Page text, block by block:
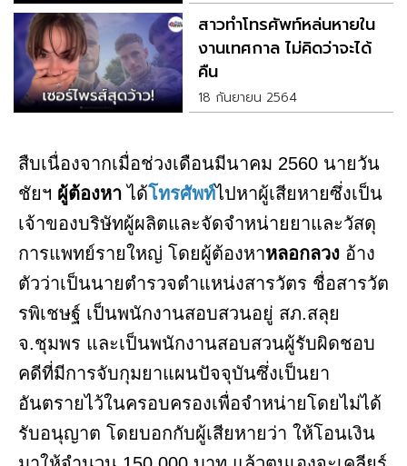
สาวทำโทรศัพท์หล่นหายใน
งานเทศกาล ไม่คิดว่าจะได้
คืน
18 กันยายน 2564
​สืบเนื่องจากเมื่อช่วงเดือนมีนาคม 2560 นายวัน
ชัยฯ ผู้ต้องหาได้โทรศัพท์ไปหาผู้เสียหายซึ่งเป็น
เจ้าของบริษัทผู้ผลิตและจัดจำหน่ายยาและวัสดุ
การแพทย์รายใหญ่ โดยผู้ต้องหาหลอกลวง อ้าง
ตัวว่าเป็นนายตำรวจตำแหน่งสารวัตร ชื่อสารวัต
รพิเชษฐ์ เป็นพนักงานสอบสวนอยู่ สภ.สลุย
จ.ชุมพร และเป็นพนักงานสอบสวนผู้รับผิดชอบ
คดีที่มีการจับกุมยาแผนปัจจุบันซึ่งเป็นยา
อันตรายไว้ในครอบครองเพื่อจำหน่ายโดยไม่ได้
รับอนุญาต โดยบอกกับผู้เสียหายว่า ให้โอนเงิน